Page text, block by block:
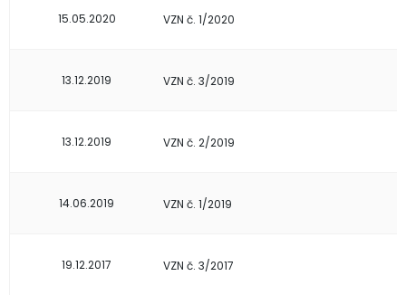
15.05.2020 VZN č. 1/2020
13.12.2019 VZN č. 3/2019
13.12.2019 VZN č. 2/2019
14.06.2019 VZN č. 1/2019
19.12.2017 VZN č. 3/2017